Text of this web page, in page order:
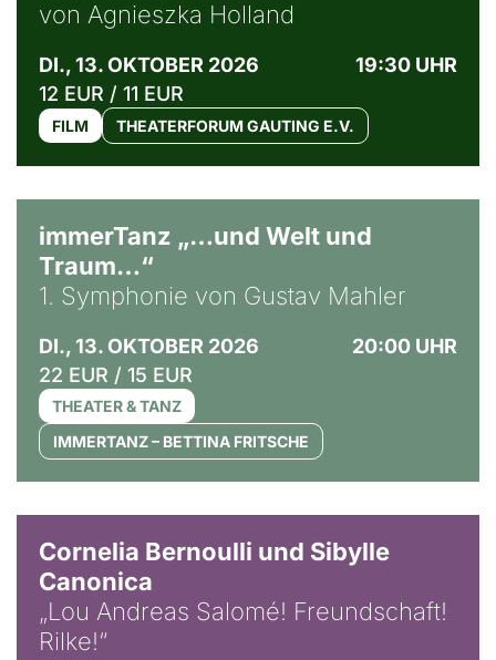
von Agnieszka Holland
DI., 13. OKTOBER 2026
19:30 UHR
12 EUR / 11 EUR
FILM THEATERFORUM GAUTING E.V.
immerTanz „…und Welt und
Traum…“
1. Symphonie von Gustav Mahler
DI., 13. OKTOBER 2026
20:00 UHR
22 EUR / 15 EUR
THEATER & TANZ
IMMERTANZ – BETTINA FRITSCHE
Cornelia Bernoulli und Sibylle
Canonica
„Lou Andreas Salomé! Freundschaft!
Rilke!“